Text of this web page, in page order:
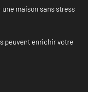
maison sans stress
peuvent enrichir votre